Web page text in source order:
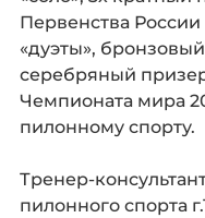
Первенства России
«дуэты»,
серебряный
Чемпионата мира
пилонному спорту.
Тренер-
пилонного спорта